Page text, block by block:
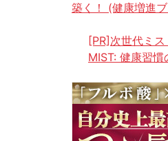
築く！ (健康増進
[PR]次世代ミ
MIST: 健康習